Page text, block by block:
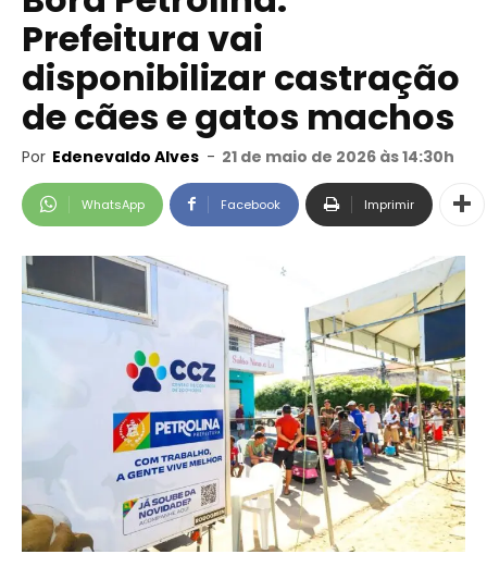
Prefeitura vai
disponibilizar castração
de cães e gatos machos
Por Edenevaldo Alves - 21 de maio de 2026 às 14:30h
WhatsApp Facebook Imprimir